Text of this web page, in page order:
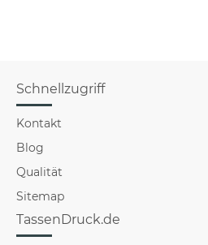
Schnellzugriff
Kontakt
Blog
Qualität
Sitemap
TassenDruck.de